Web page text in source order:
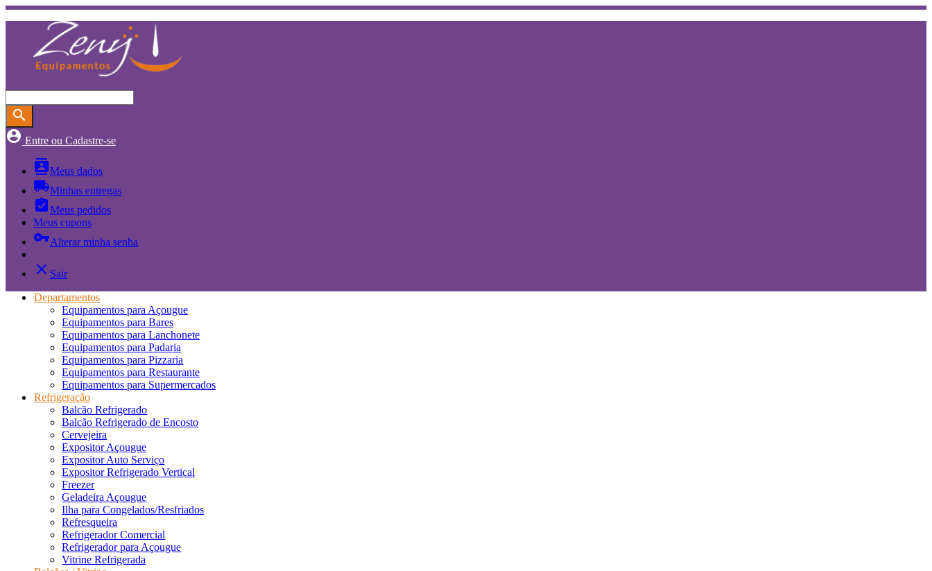
search
account_circle Entre ou Cadastre-se
contactsMeus dados
local_shippingMinhas entregas
assignment_turned_inMeus pedidos
Meus cupons
vpn_keyAlterar minha senha
close Sair
Departamentos
Equipamentos para Açougue
Equipamentos para Bares
Equipamentos para Lanchonete
Equipamentos para Padaria
Equipamentos para Pizzaria
Equipamentos para Restaurante
Equipamentos para Supermercados
Refrigeração
Balcão Refrigerado
Balcão Refrigerado de Encosto
Cervejeira
Expositor Açougue
Expositor Auto Serviço
Expositor Refrigerado Vertical
Freezer
Geladeira Açougue
Ilha para Congelados/Resfriados
Refresqueira
Refrigerador Comercial
Refrigerador para Açougue
Vitrine Refrigerada